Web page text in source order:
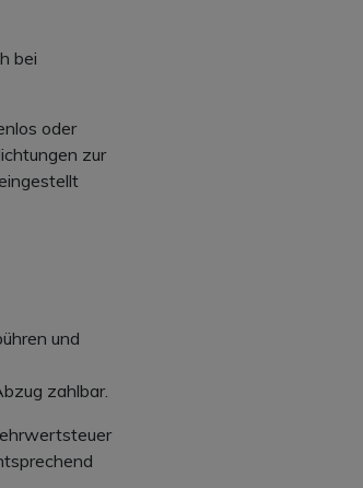
bei
oder
zur
und
zahlbar.